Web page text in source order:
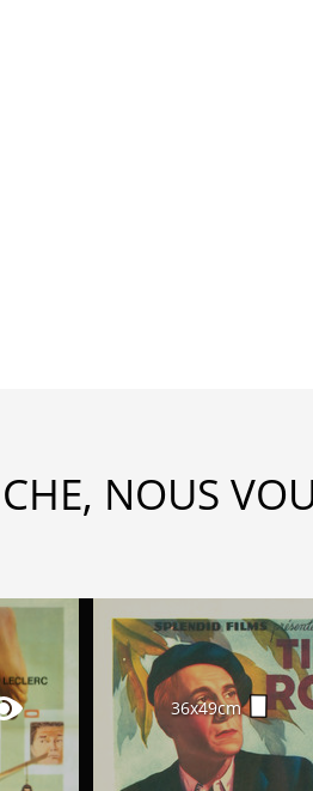
NOUS
36x49cm